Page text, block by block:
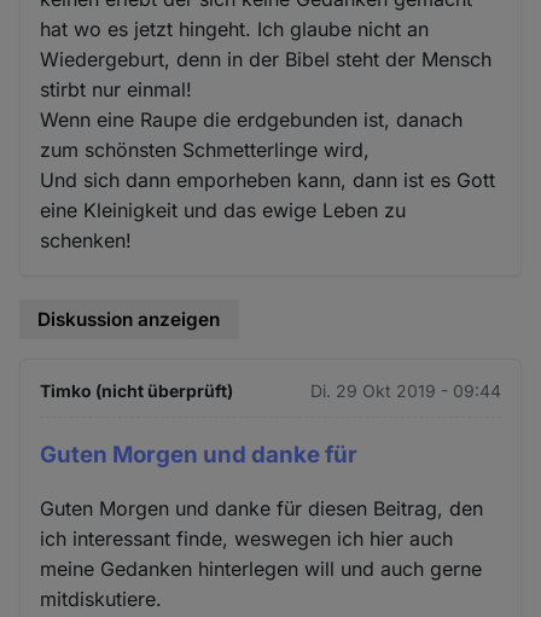
hat wo es jetzt hingeht. Ich glaube nicht an
Wiedergeburt, denn in der Bibel steht der Mensch
stirbt nur einmal!
Wenn eine Raupe die erdgebunden ist, danach
zum schönsten Schmetterlinge wird,
Und sich dann emporheben kann, dann ist es Gott
eine Kleinigkeit und das ewige Leben zu
schenken!
Diskussion anzeigen
Timko (nicht überprüft) Di. 29 Okt 2019 - 09:44
Guten Morgen und danke für
Guten Morgen und danke für diesen Beitrag, den
ich interessant finde, weswegen ich hier auch
meine Gedanken hinterlegen will und auch gerne
mitdiskutiere.